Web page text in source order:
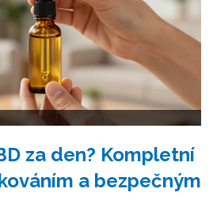
za den? Kompletní
a bezpečným